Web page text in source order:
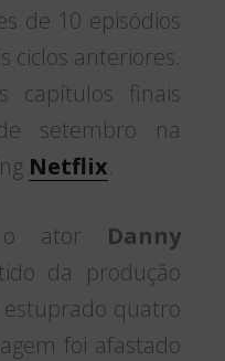
de 10 episódios
ciclos anteriores.
capítulos finais
setembro na
Netflix.
o ator Danny
da produção
estuprado quatro
foi afastado